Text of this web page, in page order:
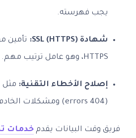
يجب فهرسته.
شهادة SSL (HTTPS): تأمين
HTTPS، وهو عامل ترتيب مهم.
إصلاح الأخطاء التقنية: مثل
(404 errors) ومشكلات الخادم.
فريق وقت البيانات يقدم خدمات